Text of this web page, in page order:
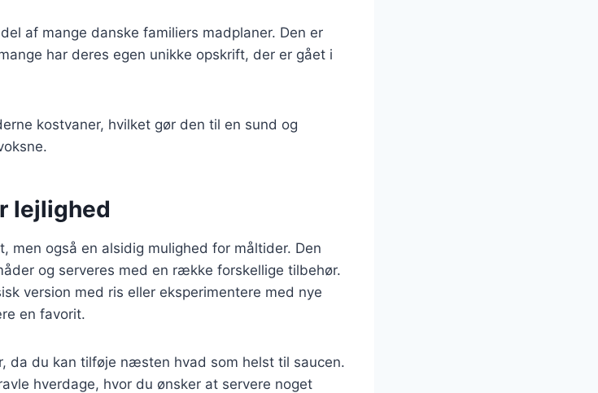
af mange danske familiers madplaner. Den er
har deres egen unikke opskrift, der er gået i
kostvaner, hvilket gør den til en sund og
lejlighed
men også en alsidig mulighed for måltider. Den
og serveres med en række forskellige tilbehør.
version med ris eller eksperimentere med nye
en favorit.
da du kan tilføje næsten hvad som helst til saucen.
hverdage, hvor du ønsker at servere noget